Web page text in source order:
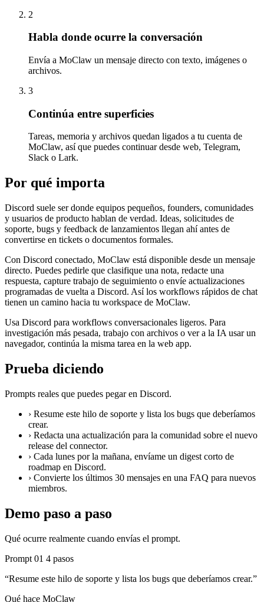
2
Habla donde ocurre la conversación
Envía a MoClaw un mensaje directo con texto, imágenes o
archivos.
3
Continúa entre superficies
Tareas, memoria y archivos quedan ligados a tu cuenta de
MoClaw, así que puedes continuar desde web, Telegram,
Slack o Lark.
Por qué importa
Discord suele ser donde equipos pequeños, founders, comunidades
y usuarios de producto hablan de verdad. Ideas, solicitudes de
soporte, bugs y feedback de lanzamientos llegan ahí antes de
convertirse en tickets o documentos formales.
Con Discord conectado, MoClaw está disponible desde un mensaje
directo. Puedes pedirle que clasifique una nota, redacte una
respuesta, capture trabajo de seguimiento o envíe actualizaciones
programadas de vuelta a Discord. Así los workflows rápidos de chat
tienen un camino hacia tu workspace de MoClaw.
Usa Discord para workflows conversacionales ligeros. Para
investigación más pesada, trabajo con archivos o ver a la IA usar un
navegador, continúa la misma tarea en la web app.
Prueba diciendo
Prompts reales que puedes pegar en Discord.
› Resume este hilo de soporte y lista los bugs que deberíamos
crear.
› Redacta una actualización para la comunidad sobre el nuevo
release del connector.
› Cada lunes por la mañana, envíame un digest corto de
roadmap en Discord.
› Convierte los últimos 30 mensajes en una FAQ para nuevos
miembros.
Demo paso a paso
Qué ocurre realmente cuando envías el prompt.
Prompt 01 4 pasos
“Resume este hilo de soporte y lista los bugs que deberíamos crear.”
Qué hace MoClaw